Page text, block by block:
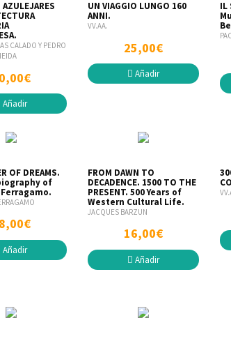
CALADO Y PEDRO
Añadir
UN VIAGGIO LUNGO 160
ANNI.
VV.AA.
25,00€
Añadir
IL
OF DREAMS.
of
Añadir
FROM DAWN TO
DECADENCE. 1500 TO THE
PRESENT. 500 Years of
Western Cultural Life.
JACQUES BARZUN
16,00€
Añadir